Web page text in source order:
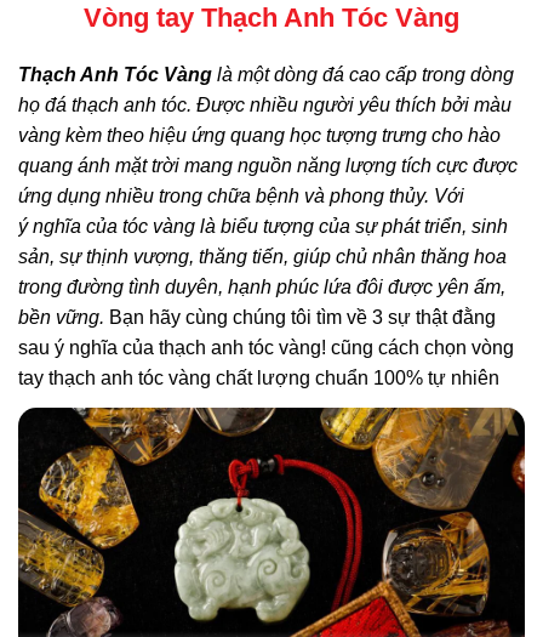
Vòng tay Thạch Anh Tóc Vàng
Thạch Anh Tóc Vàng là một dòng đá cao cấp trong dòng
họ đá thạch anh tóc. Được nhiều người yêu thích bởi màu
vàng kèm theo hiệu ứng quang học tượng trưng cho hào
quang ánh mặt trời mang nguồn năng lượng tích cực được
ứng dụng nhiều trong chữa bệnh và phong thủy. Với
ý nghĩa của tóc vàng là biểu tượng của sự phát triển, sinh
sản, sự thịnh vượng, thăng tiến, giúp chủ nhân thăng hoa
trong đường tình duyên, hạnh phúc lứa đôi được yên ấm,
bền vững. Bạn hãy cùng chúng tôi tìm về 3 sự thật đằng
sau ý nghĩa của thạch anh tóc vàng! cũng cách chọn vòng
tay thạch anh tóc vàng chất lượng chuẩn 100% tự nhiên